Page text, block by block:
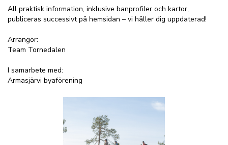
All praktisk information, inklusive banprofiler och kartor,
publiceras successivt på hemsidan – vi håller dig uppdaterad!
Arrangör:
Team Tornedalen
I samarbete med:
Armasjärvi byaförening